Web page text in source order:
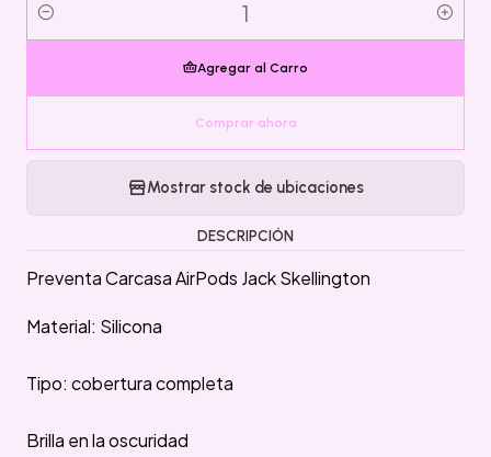
Cantidad
Agregar al Carro
Comprar ahora
Mostrar stock de ubicaciones
DESCRIPCIÓN
Preventa Carcasa AirPods Jack Skellington
Material: Silicona
Tipo: cobertura completa
Brilla en la oscuridad